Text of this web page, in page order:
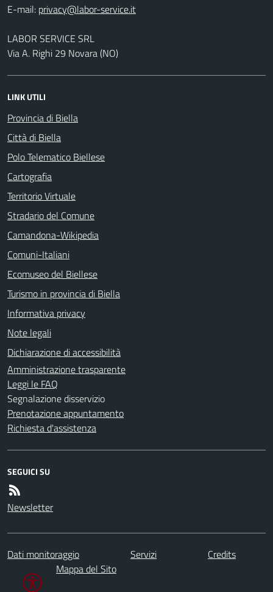
E-mail:
LABOR SERVICE SRL
Via A. Righi 29 Novara (NO)
LINK UTILI
Provincia di Biella
Città di Biella
Polo Telematico Biellese
Cartografia
Territorio Virtuale
Stradario del Comune
Camandona-Wikipedia
Comuni-Italiani
Ecomuseo del Biellese
Turismo in provincia di Biella
Informativa privacy
Note legali
Dichiarazione di accessibilità
Amministrazione trasparente
Leggi le FAQ
Segnalazione disservizio
Prenotazione appuntamento
Richiesta d'assistenza
SEGUICI SU
Newsletter
Dati monitoraggio Servizi
Credits
Mappa del Sito